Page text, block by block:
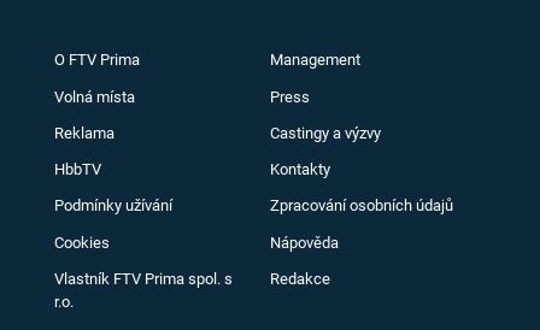
O FTV Prima Management
Volná místa Press
Reklama Castingy a výzvy
HbbTV Kontakty
Podmínky užívání Zpracování osobních údajů
Cookies Nápověda
Vlastník FTV Prima spol. s
r.o.
Redakce